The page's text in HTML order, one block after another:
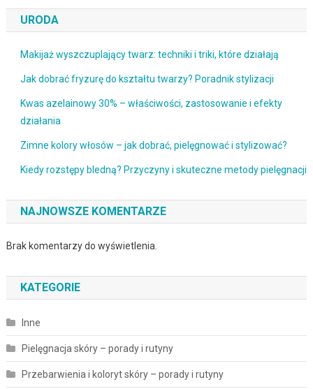
URODA
Makijaż wyszczuplający twarz: techniki i triki, które działają
Jak dobrać fryzurę do kształtu twarzy? Poradnik stylizacji
Kwas azelainowy 30% – właściwości, zastosowanie i efekty
działania
Zimne kolory włosów – jak dobrać, pielęgnować i stylizować?
Kiedy rozstępy bledną? Przyczyny i skuteczne metody pielęgnacji
NAJNOWSZE KOMENTARZE
Brak komentarzy do wyświetlenia.
KATEGORIE
Inne
Pielęgnacja skóry – porady i rutyny
Przebarwienia i koloryt skóry – porady i rutyny